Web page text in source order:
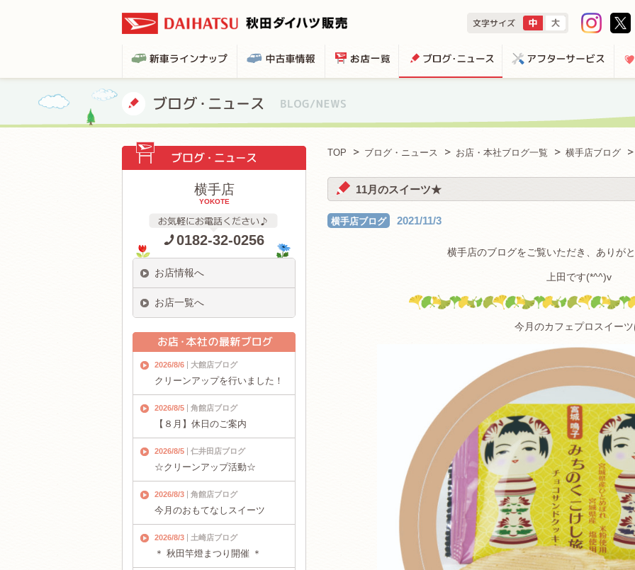
TOP ブログ・ニュース お店・本社ブログ一覧 横手店ブログ
11月のスイーツ★
横手店ブログ 2021/11/3
横手店のブログをご覧いただき、ありが
上田です(*^^)v
今月のカフェプロスイー
横手店
YOKOTE
0182-32-0256
お店情報へ
お店一覧へ
2026/8/6 大館店ブログ
クリーンアップを行いました！
2026/8/5 角館店ブログ
【８月】休日のご案内
2026/8/5 仁井田店ブログ
☆クリーンアップ活動☆
2026/8/3 角館店ブログ
今月のおもてなしスイーツ
2026/8/3 土崎店ブログ
＊ 秋田竿燈まつり開催 ＊